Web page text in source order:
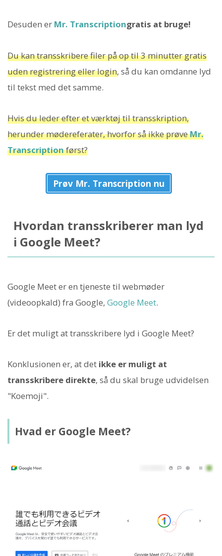
Desuden er Mr. Transcriptiongratis at bruge!
Du kan transskribere filer på op til 3 minutter gratis
uden registrering eller login, så du kan omdanne lyd
til tekst med det samme.
Hvis du leder efter et værktøj til transskription,
herunder mødereferater, hvorfor så ikke prøveMr.
Transcriptionførst?
Prøv Mr. Transcription nu
Hvordan transskriberer man lyd
i Google Meet?
Google Meet er en tjeneste til webmøder
(videoopkald) fra Google, Google Meet.
Er det muligt at transskribere lyd i Google Meet?
Konklusionen er, at det ikke er muligt at
transskribere direkte, så du skal bruge udvidelsen
"Koemoji".
Hvad er Google Meet?